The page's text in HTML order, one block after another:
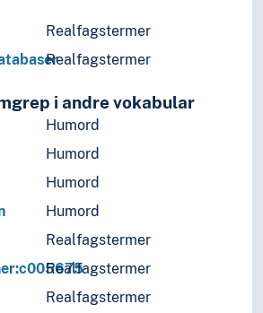
Realfagstermer
Realfagstermer
i andre vokabular
Humord
Humord
Humord
Humord
Realfagstermer
Realfagstermer
Realfagstermer